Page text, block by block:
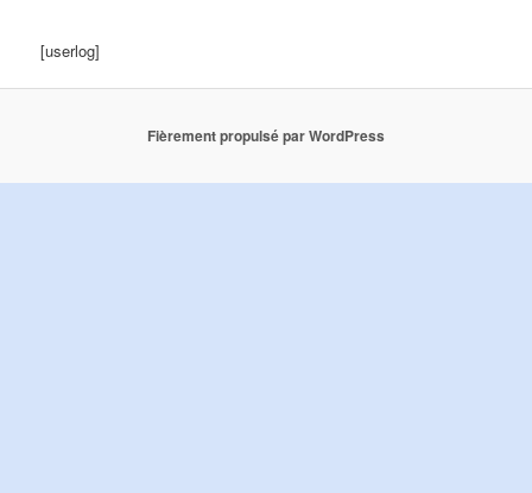
[userlog]
Fièrement propulsé par WordPress